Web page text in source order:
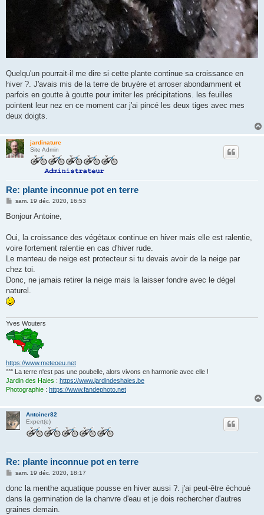
Quelqu'un pourrait-il me dire si cette plante continue sa croissance en
hiver ?. J'avais mis de la terre de bruyère et arroser abondamment et
parfois en goutte à goutte pour imiter les précipitations. les feuilles
pointent leur nez en ce moment car j'ai pincé les deux tiges avec mes
deux doigts.
jardinature
Site Admin
Re: plante inconnue pot en terre
M
s
g
sam. 19 déc. 2020, 16:53
Bonjour Antoine,
Oui, la croissance des végétaux continue en hiver mais elle est ralentie,
voire fortement ralentie en cas d'hiver rude.
Le manteau de neige est protecteur si tu devais avoir de la neige par
chez toi.
Donc, ne jamais retirer la neige mais la laisser fondre avec le dégel
naturel.
Yves Wouters
https://www.meteoeu.net
°°° La terre n'est pas une poubelle, alors vivons en harmonie avec elle !
Jardin des Haies : https://www.jardindeshaies.be
Photographie : https://www.fandephoto.net
Antoiner82
Expert(e)
Re: plante inconnue pot en terre
M
s
a
g
sam. 19 déc. 2020, 18:17
donc la menthe aquatique pousse en hiver aussi ?. j'ai peut-être échoué
dans la germination de la chanvre d'eau et je dois rechercher d'autres
graines demain.